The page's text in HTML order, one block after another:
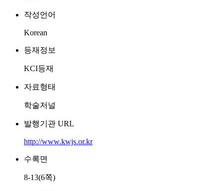
작성언어
Korean
등재정보
KCI등재
자료형태
학술저널
발행기관 URL
http://www.kwjs.or.kr
수록면
8-13(6쪽)